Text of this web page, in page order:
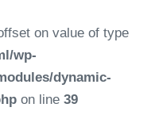
on value of type
wp-
dynamic-
on line 39